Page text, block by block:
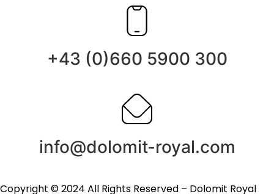
+43 (0)660 5900 300
info@dolomit-royal.com
Copyright © 2024 All Rights Reserved – Dolomit Royal